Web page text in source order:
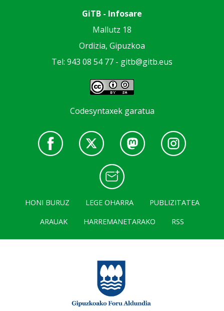
GiTB - Infosare
Mallutz 18
Ordizia, Gipuzkoa
Tel: 943 08 54 77 - gitb@gitb.eus
Codesyntaxek garatua
HONI BURUZ LEGE OHARRA
PUBLIZITATEA
ARAUAK
HARREMANETARAKO RSS